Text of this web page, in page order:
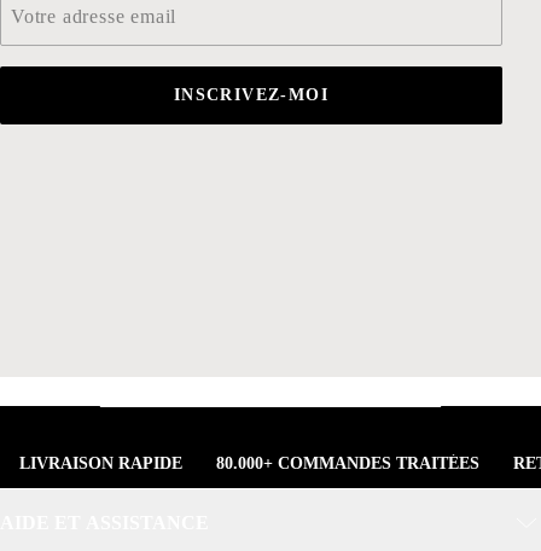
INSCRIVEZ-MOI
LIVRAISON RAPIDE 80.000+ COMMANDES TRAITÉES